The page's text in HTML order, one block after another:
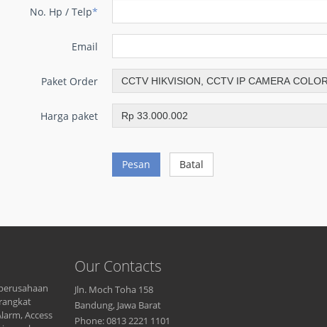
No. Hp / Telp*
Email
Paket Order
Harga paket
Pesan Batal
Access
Our Contacts
Jln. Moch Toha 158
Bandung, Jawa Barat
Phone: 0813 2221 1101